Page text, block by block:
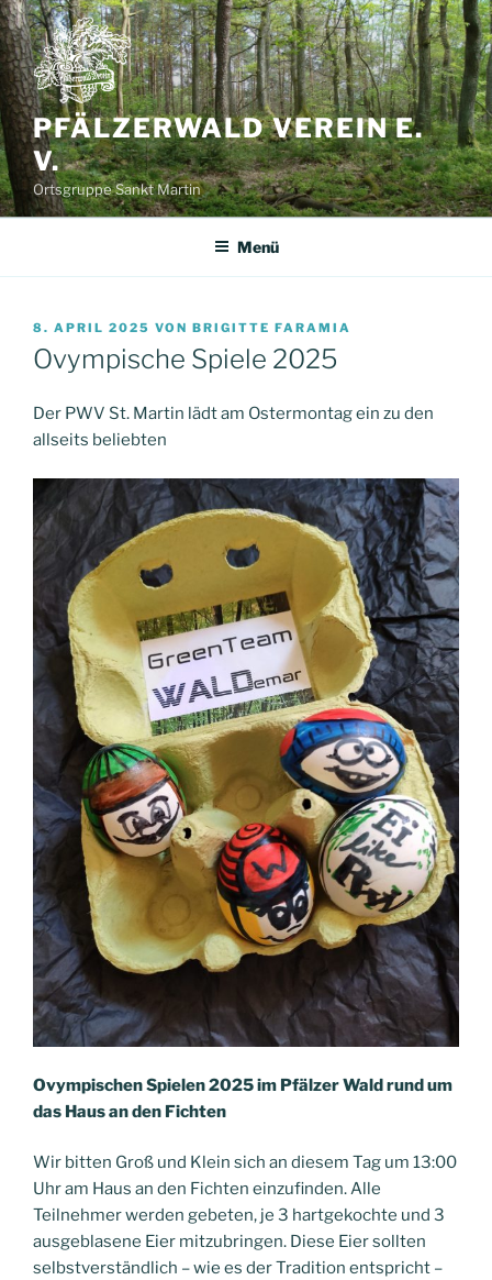
Zum
Inhalt
springen
PFÄLZERWALD VEREIN E.
V.
Ortsgruppe Sankt Martin
Menü
VERÖFFENTLICHT
AM
8. APRIL 2025 VON BRIGITTE FARAMIA
Ovympische Spiele 2025
Der PWV St. Martin lädt am Ostermontag ein zu den
allseits beliebten
Ovympischen Spielen 2025 im Pfälzer Wald rund um
das Haus an den Fichten
Wir bitten Groß und Klein sich an diesem Tag um 13:00
Uhr am Haus an den Fichten einzufinden. Alle
Teilnehmer werden gebeten, je 3 hartgekochte und 3
ausgeblasene Eier mitzubringen. Diese Eier sollten
selbstverständlich – wie es der Tradition entspricht –